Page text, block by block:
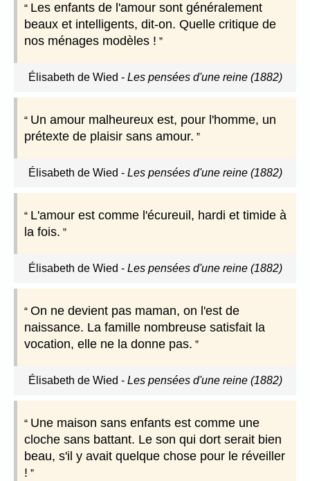
Les enfants de l'amour sont généralement
beaux et intelligents, dit-on. Quelle critique de
nos ménages modèles !
Élisabeth de Wied - Les pensées d'une reine (1882)
Un amour malheureux est, pour l'homme, un
prétexte de plaisir sans amour.
Élisabeth de Wied - Les pensées d'une reine (1882)
L'amour est comme l'écureuil, hardi et timide à
la fois.
Élisabeth de Wied - Les pensées d'une reine (1882)
On ne devient pas maman, on l'est de
naissance. La famille nombreuse satisfait la
vocation, elle ne la donne pas.
Élisabeth de Wied - Les pensées d'une reine (1882)
Une maison sans enfants est comme une
cloche sans battant. Le son qui dort serait bien
beau, s'il y avait quelque chose pour le réveiller
!